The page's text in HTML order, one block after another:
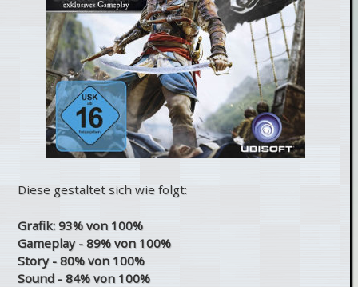
Diese gestaltet sich wie folgt:
Grafik: 93% von 100%
Gameplay - 89% von 100%
Story - 80% von 100%
Sound - 84% von 100%